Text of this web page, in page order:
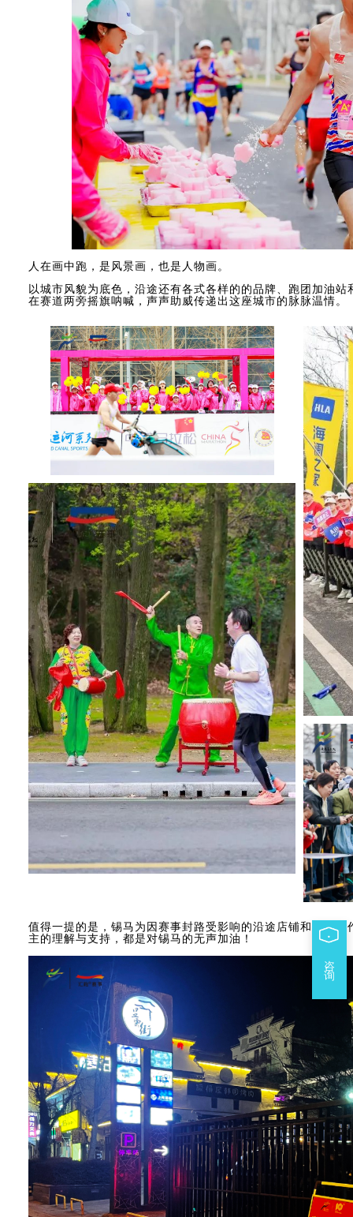
人在画中跑，是风景画，也是人物画。
以城市风貌为底色，沿途还有各式各样的的品牌、跑团加油
在赛道两旁摇旗呐喊，声声助威传递出这座城市的脉脉温情。
值得一提的是，锡马为因赛事封路受影响的沿途店铺和小区
主的理解与支持，都是对锡马的无声加油！